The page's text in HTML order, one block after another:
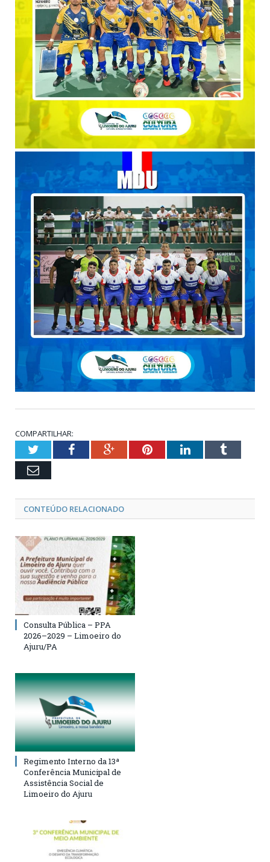
COMPARTILHAR:
TwitterFacebookGoogle+PinterestLinkedInTumblr
Email
CONTEÚDO RELACIONADO
Consulta Pública – PPA
2026–2029 – Limoeiro do
Ajuru/PA
Regimento Interno da 13ª
Conferência Municipal de
Assistência Social de
Limoeiro do Ajuru